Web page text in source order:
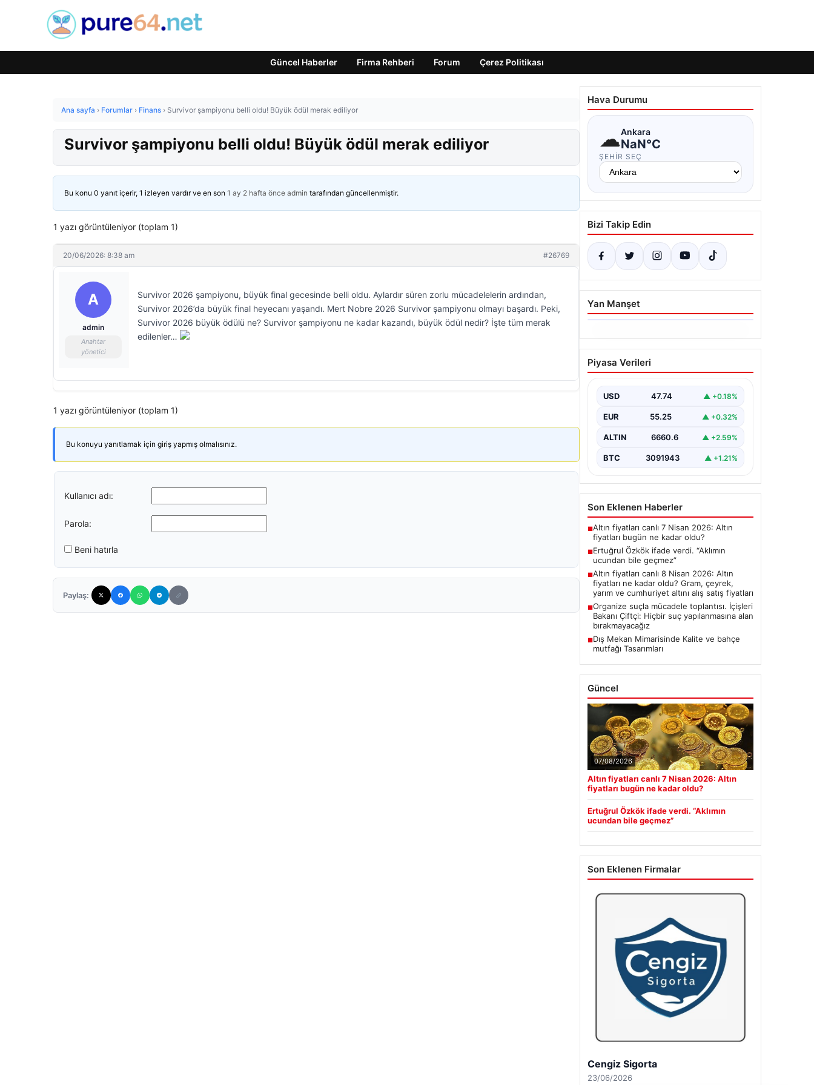
Güncel Haberler Firma Rehberi Forum Çerez Politikası
Ana sayfa › Forumlar › Finans › Survivor şampiyonu belli oldu! Büyük ödül merak ediliyor
Survivor şampiyonu belli oldu! Büyük ödül merak ediliyor
Bu konu 0 yanıt içerir, 1 izleyen vardır ve en son 1 ay 2 hafta önce admin tarafından güncellenmiştir.
1 yazı görüntüleniyor (toplam 1)
20/06/2026: 8:38 am #26769
A
admin
Anahtar
yönetici
Survivor 2026 şampiyonu, büyük final gecesinde belli oldu. Aylardır süren zorlu mücadelelerin ardından,
Survivor 2026’da büyük final heyecanı yaşandı. Mert Nobre 2026 Survivor şampiyonu olmayı başardı. Peki,
Survivor 2026 büyük ödülü ne? Survivor şampiyonu ne kadar kazandı, büyük ödül nedir? İşte tüm merak
edilenler…
1 yazı görüntüleniyor (toplam 1)
Bu konuyu yanıtlamak için giriş yapmış olmalısınız.
Kullanıcı adı:
Parola:
Beni hatırla
Paylaş:
Hava Durumu
☁Ankara
NaN°C
ŞEHIR SEÇ
Bizi Takip Edin
Yan Manşet
06.08.2026
Ertuğrul Özkök ifade
verdi. “Aklımın ucundan
Piyasa Verileri
USD 47.74 ▲ +0.18%
EUR 55.25 ▲ +0.32%
ALTIN 6660.6 ▲ +2.59%
BTC 3091943 ▲ +1.21%
Son Eklenen Haberler
■Altın fiyatları canlı 7 Nisan 2026: Altın
fiyatları bugün ne kadar oldu?
■Ertuğrul Özkök ifade verdi. “Aklımın
ucundan bile geçmez”
■Altın fiyatları canlı 8 Nisan 2026: Altın
fiyatları ne kadar oldu? Gram, çeyrek,
yarım ve cumhuriyet altını alış satış fiyatları
■Organize suçla mücadele toplantısı. İçişleri
Bakanı Çiftçi: Hiçbir suç yapılanmasına alan
bırakmayacağız
■Dış Mekan Mimarisinde Kalite ve bahçe
mutfağı Tasarımları
Güncel
07/08/2026
Altın fiyatları canlı 7 Nisan 2026: Altın
fiyatları bugün ne kadar oldu?
Ertuğrul Özkök ifade verdi. “Aklımın
ucundan bile geçmez”
Son Eklenen Firmalar
Cengiz Sigorta
23/06/2026